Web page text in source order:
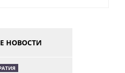
НОВОСТИ